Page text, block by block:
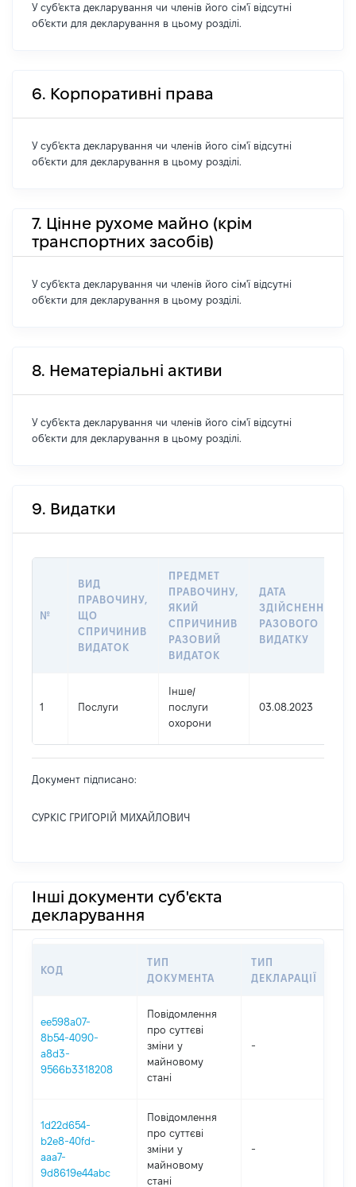
У суб'єкта декларування чи членів його сім'ї відсутні
об'єкти для декларування в цьому розділі.
6. Корпоративні права
У суб'єкта декларування чи членів його сім'ї відсутні
об'єкти для декларування в цьому розділі.
7. Цінне рухоме майно (крім
транспортних засобів)
У суб'єкта декларування чи членів його сім'ї відсутні
об'єкти для декларування в цьому розділі.
8. Нематеріальні активи
У суб'єкта декларування чи членів його сім'ї відсутні
об'єкти для декларування в цьому розділі.
9. Видатки
№
ВИД
ПРАВОЧИНУ,
ЩО
СПРИЧИНИВ
ВИДАТОК
ПРЕДМЕТ
ПРАВОЧИНУ,
ЯКИЙ
СПРИЧИНИВ
РАЗОВИЙ
ВИДАТОК
ДАТА
ЗДІЙСНЕННЯ
РАЗОВОГО
ВИДАТКУ
1 Послуги
Інше/
послуги
охорони
03.08.2023
Документ підписано:
СУРКІС ГРИГОРІЙ МИХАЙЛОВИЧ
Інші документи суб'єкта
декларування
КОД
ТИП
ДОКУМЕНТА
ТИП
ДЕКЛАРАЦІЇ
ee598a07-
8b54-4090-
a8d3-
9566b3318208
Повідомлення
про суттєві
зміни y
майновому
стані
-
1d22d654-
b2e8-40fd-
aaa7-
9d8619e44abc
Повідомлення
про суттєві
зміни y
майновому
стані
-